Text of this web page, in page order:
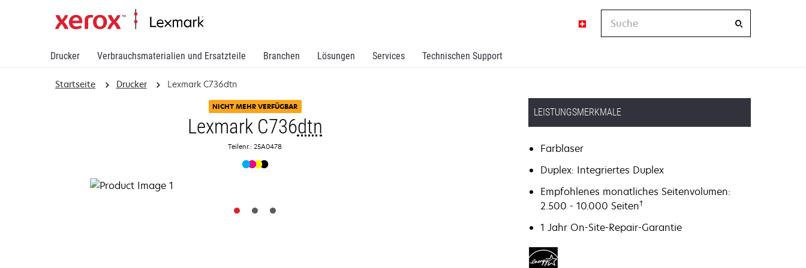
Drucker Verbrauchsmaterialien und Ersatzteile Branchen Lösungen Services Technischen Support
Suche
Startseite Drucker Lexmark C736dtn
NICHT MEHR VERFÜGBAR
Lexmark C736dtn
Teilenr.: 25A0478
LEISTUNGSMERKMALE
Farblaser
Duplex: Integriertes Duplex
Empfohlenes monatliches Seitenvolumen:
2.500 - 10.000 Seiten†
1 Jahr On-Site-Repair-Garantie